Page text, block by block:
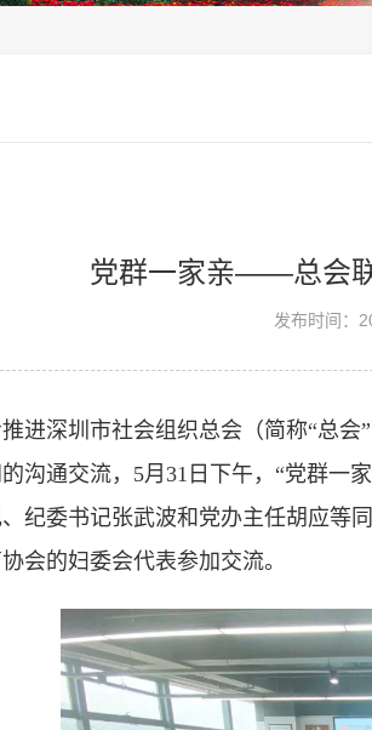
党群一家亲——总会
发布时间：
进深圳市社会组织总会（简称“总
沟通交流，5月31日下午，“党群一
纪委书记张武波和党办主任胡应等
会的妇委会代表参加交流。